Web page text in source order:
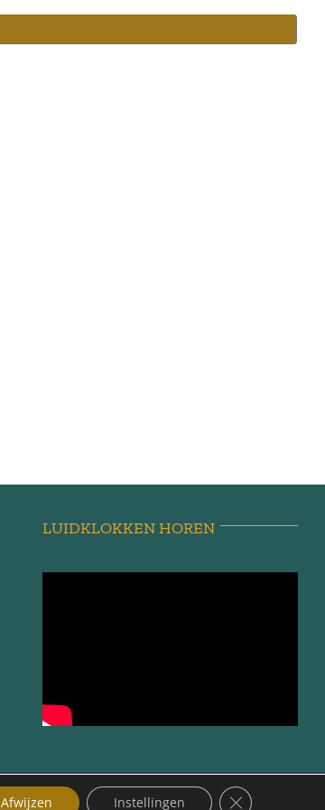
LUIDKLOKKEN HOREN
Afwijzen Instellingen Sluit AVG/